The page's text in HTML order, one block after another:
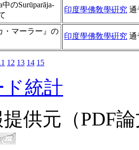
中のSurūparāja-
印度學佛敎學硏究
・マーラー』の
印度學佛敎學硏究
12 13 14 15
統計
供元（PDF